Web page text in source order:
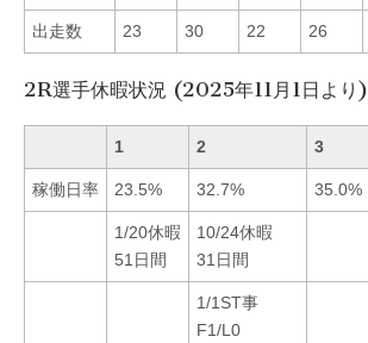
出走数 23 30 22 26
2R選手休暇状況 (2025年11月1日より)
1 2 3
稼働日率 23.5% 32.7% 35.0%
1/20休暇
51日間
10/24休暇
31日間
1/1ST事
F1/L0